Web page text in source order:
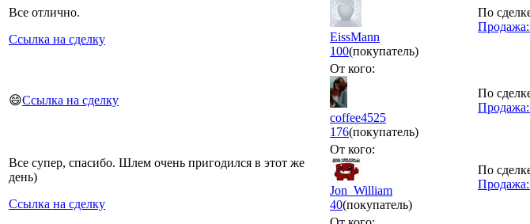
Все отлично.
Ссылка на сделку
EissMann
100(покупатель)
По
Продажа:
😄Ссылка на сделку
От кого:
coffee4525
176(покупатель)
По
Все супер, спасибо. Шлем очень пригодился в этот же
день)
Ссылка на сделку
От кого:
Jon_William
40(покупатель)
По